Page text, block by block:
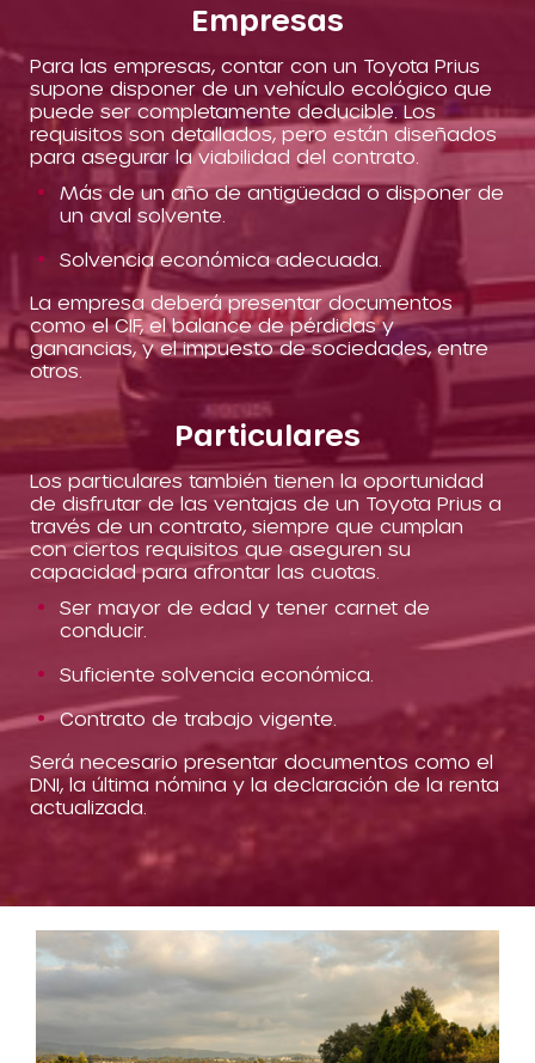
Empresas
Para las empresas, contar con un Toyota Prius
supone disponer de un vehículo ecológico que
puede ser completamente deducible. Los
requisitos son detallados, pero están diseñados
para asegurar la viabilidad del contrato.
Más de un año de antigüedad o disponer de
un aval solvente.
Solvencia económica adecuada.
La empresa deberá presentar documentos
como el CIF, el balance de pérdidas y
ganancias, y el impuesto de sociedades, entre
otros.
Particulares
Los particulares también tienen la oportunidad
de disfrutar de las ventajas de un Toyota Prius a
través de un contrato, siempre que cumplan
con ciertos requisitos que aseguren su
capacidad para afrontar las cuotas.
Ser mayor de edad y tener carnet de
conducir.
Suficiente solvencia económica.
Contrato de trabajo vigente.
Será necesario presentar documentos como el
DNI, la última nómina y la declaración de la renta
actualizada.